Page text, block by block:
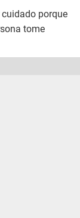
cuidado porque
tome